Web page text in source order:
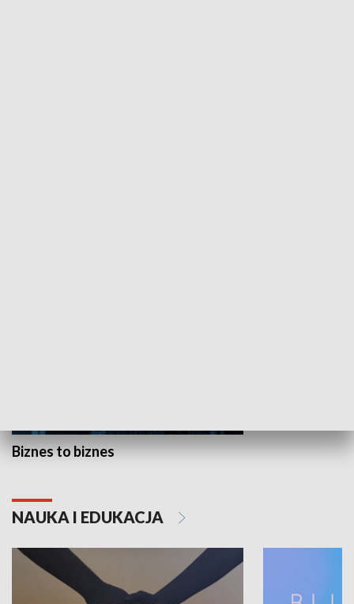
Biznes to biznes
NAUKA I EDUKACJA